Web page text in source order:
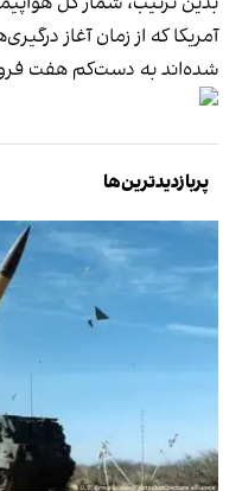
آمریکا که از زمان آغاز
شده‌اند به دست‌کم هفت
پربازدیدترین‌ها